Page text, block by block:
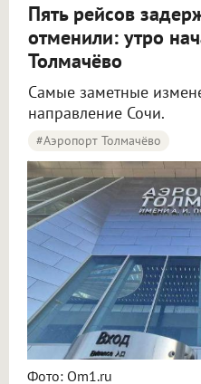
Пять рейсов
отменили: утро
Толмачёво
Самые заметные
направление Сочи.
#Аэропорт Толмачёво
Фото: Om1.ru